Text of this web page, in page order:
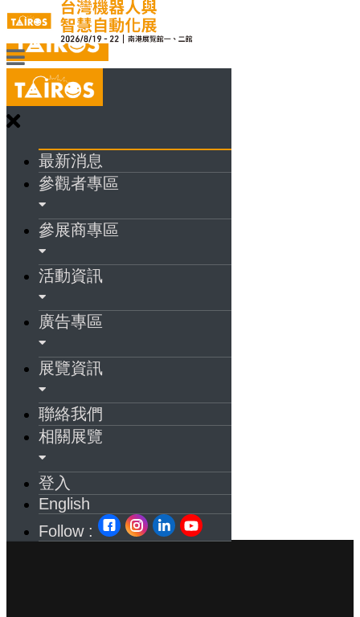
最新消息
參觀者專區
參展商專區
活動資訊
廣告專區
展覽資訊
聯絡我們
相關展覽
登入
English
Follow :